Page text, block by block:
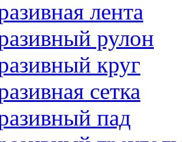
лента
рулон
круг
сетка
пад